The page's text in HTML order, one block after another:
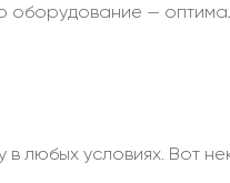
оборудование —
любых условиях. Вот